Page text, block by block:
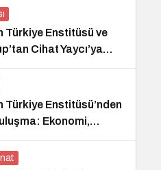
Türkiye Enstitüsü ve
Cihat Yaycı’ya
Türkiye Enstitüsü’nden
Ekonomi,
Politikaları ve Hukuk